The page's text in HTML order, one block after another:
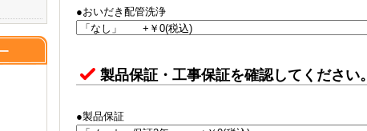
●おいだき配管洗浄
製品保証・工事保証を確認してください。
●製品保証